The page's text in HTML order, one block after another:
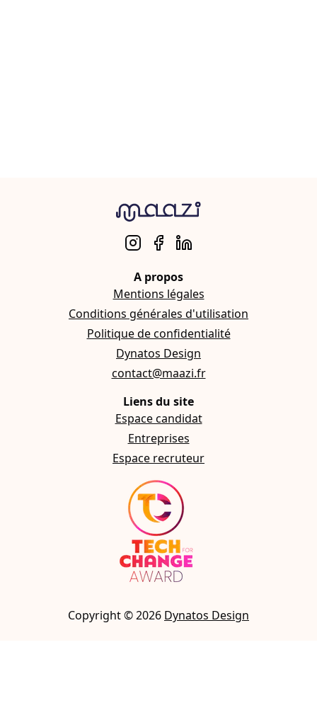
A propos
Mentions légales
Conditions générales d'utilisation
Politique de confidentialité
Dynatos Design
contact@maazi.fr
Liens du site
Espace candidat
Entreprises
Espace recruteur
Copyright ©2026 Dynatos Design